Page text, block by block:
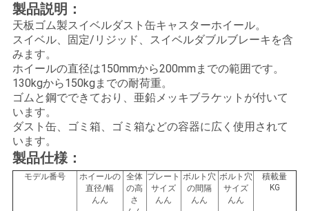
引
用
を
要
求
し
製品説明：
天板ゴム製スイベルダスト缶キャスターホイール。
スイベル、固定/リジッド、スイベルダブルブレーキを含
みます。
ホイールの直径は150mmから200mmまでの範囲です。
130kgから150kgまでの耐荷重。
ゴムと鋼でできており、亜鉛メッキブラケットが付いて
います。
ダスト缶、ゴミ箱、ゴミ箱などの容器に広く使用されて
います。
製品仕様：
モデル番号
ホイールの
直径/幅
んん
全体
の高
さ
プレート
サイズ
んん
ボルト穴
の間隔
んん
ボルト穴
サイズ
んん
積載量
KG